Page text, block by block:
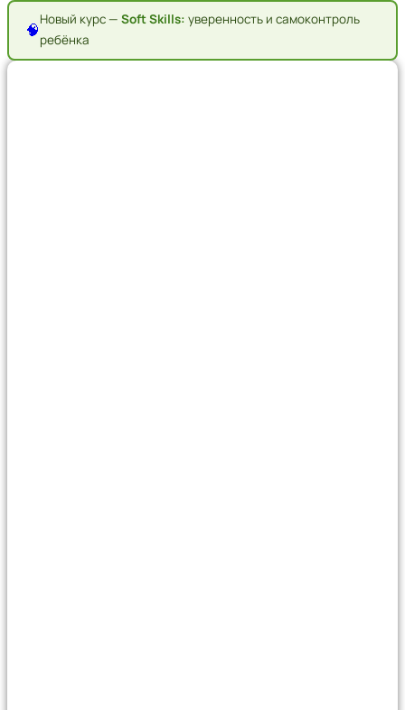
🧠
Новый курс — Soft Skills: уверенность и самоконтроль
ребёнка